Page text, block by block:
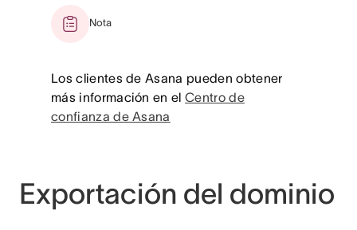
Nota
Los clientes de Asana pueden obtener
más información en elCentro de
confianza de Asana
Exportación del dominio